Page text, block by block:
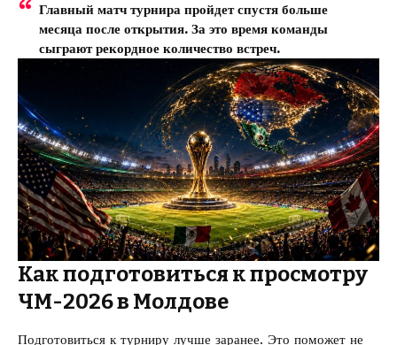
Главный матч турнира пройдет спустя больше
месяца после открытия. За это время команды
сыграют рекордное количество встреч.
Как подготовиться к просмотру
ЧМ-2026 в Молдове
Подготовиться к турниру лучше заранее. Это поможет не